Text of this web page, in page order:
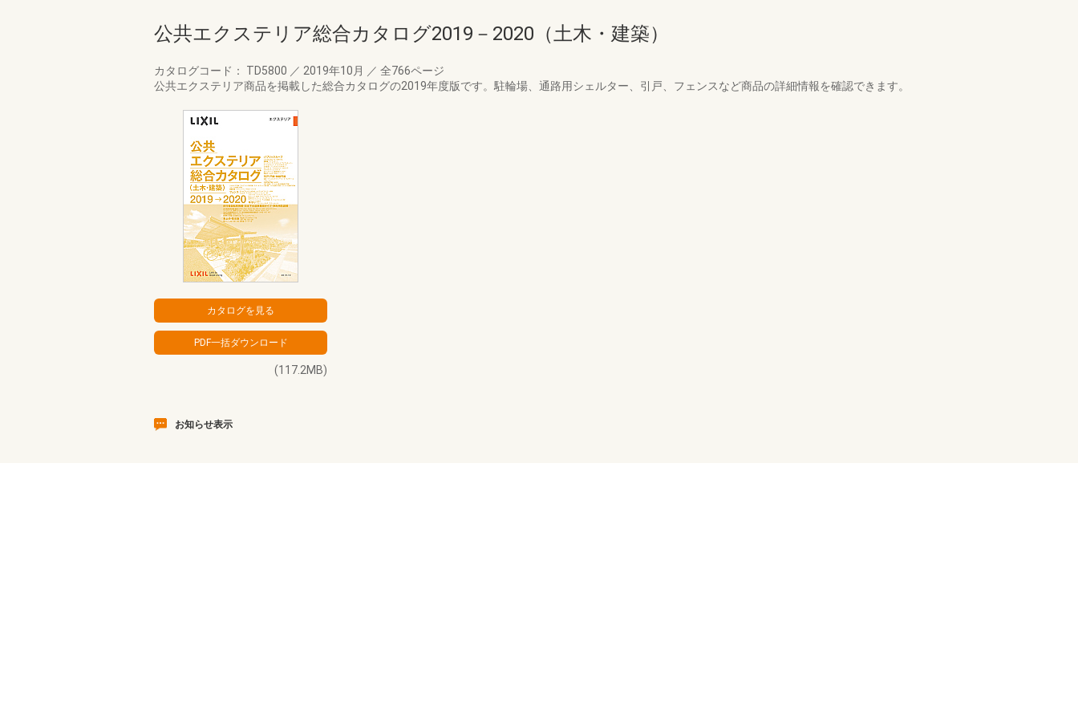
公共エクステリア総合カタログ2019－2020（土木・建築）
カタログコード： TD5800 ／ 2019年10月 ／ 全766ページ
公共エクステリア商品を掲載した総合カタログの2019年度版です。駐輪場、通路用シェルター、引戸、フェンスなど商品の詳細情報を確認できます。
(117.2MB)
お知らせ表示